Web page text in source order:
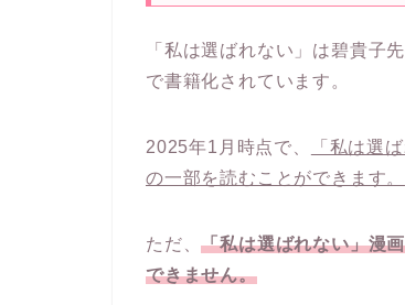
「私は選ばれない」は碧貴子
で書籍化されています。
2025年1月時点で、
「私は選
の一部を読むことができます。
ただ、「私は選ばれない」漫
できません。